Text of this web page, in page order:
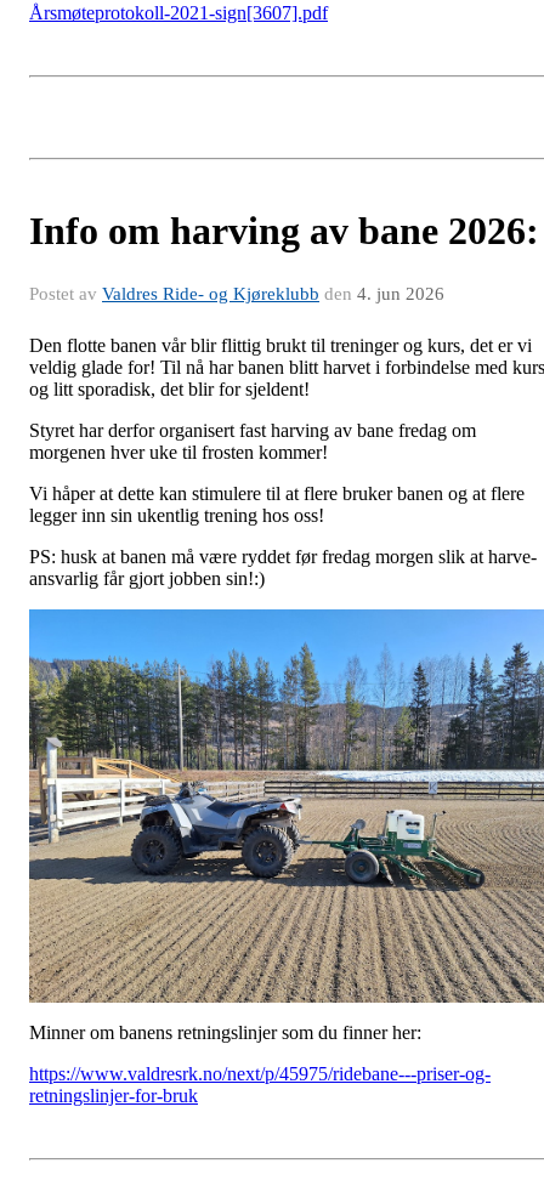
Årsmøteprotokoll-2021-sign[3607].pdf
Info om harving av bane 2026:
Postet av Valdres Ride- og Kjøreklubb den 4. jun 2026
Den flotte banen vår blir flittig brukt til treninger og kurs, det er vi
veldig glade for! Til nå har banen blitt harvet i forbindelse med kurs
og litt sporadisk, det blir for sjeldent!
Styret har derfor organisert fast harving av bane fredag om
morgenen hver uke til frosten kommer!
Vi håper at dette kan stimulere til at flere bruker banen og at flere
legger inn sin ukentlig trening hos oss!
PS: husk at banen må være ryddet før fredag morgen slik at harve-
ansvarlig får gjort jobben sin!:)
Minner om banens retningslinjer som du finner her:
https://www.valdresrk.no/next/p/45975/ridebane---priser-og-
retningslinjer-for-bruk